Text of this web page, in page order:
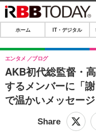
ホーム
IT・デジタル
IT・デジタルTOP
ネタ
ショッピング
SPEED TEST
エンタメ
エンタメTOP
ホーム IT・デジタル
AKB初代総監督・
するメンバーに「
で温かいメッセージ
エンタメ ブログ